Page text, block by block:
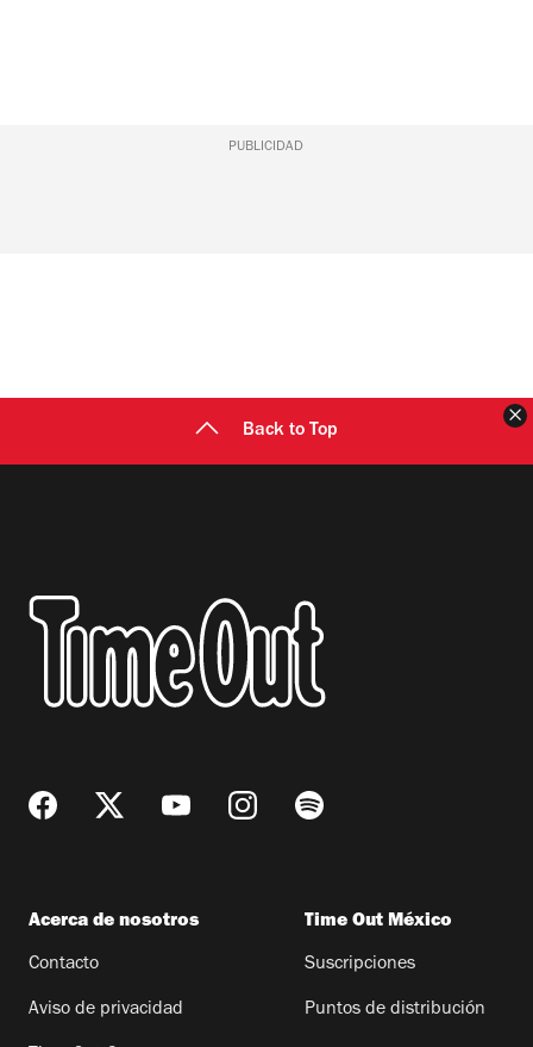
PUBLICIDAD
Back to Top
Acerca de nosotros
Contacto
Aviso de privacidad
Time Out México
Suscripciones
Puntos de distribución